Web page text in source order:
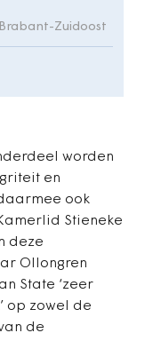
Zuidoost
worden
en
ook
Stieneke
deze
Ollongren
State ‘zeer
op zowel de
de